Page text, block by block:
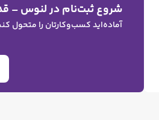
شروع ثبت‌نام در لنوس –
آماده‌اید کسب‌وکارتان را متحول